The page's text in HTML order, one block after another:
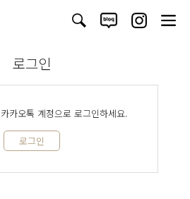
로그인
카오톡 계정으로 로그인하세요.
로그인